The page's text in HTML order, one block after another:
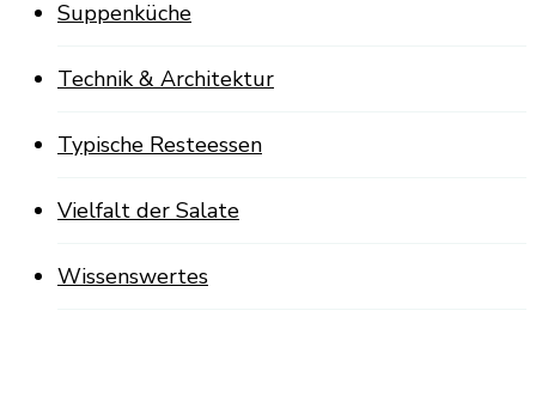
Suppenküche
Technik & Architektur
Typische Resteessen
Vielfalt der Salate
Wissenswertes